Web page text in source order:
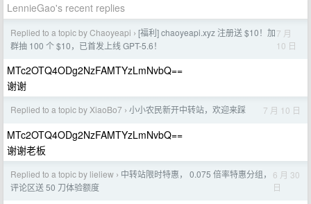
LennieGao's recent replies
Replied to a topic by Chaoyeapi › [福利] chaoyeapi.xyz 注册送 $10！加
群抽 100 个 $10，已首发上线 GPT-5.6！
7 月
10 日
MTc2OTQ4ODg2NzFAMTYzLmNvbQ==
谢谢
Replied to a topic by XiaoBo7 › 小小农民新开中转站，欢迎来踩 7 月 10 日
MTc2OTQ4ODg2NzFAMTYzLmNvbQ==
谢谢老板
Replied to a topic by lieliew › 中转站限时特惠， 0.075 倍率特惠分组，
评论区送 50 刀体验额度
6 月 30
日